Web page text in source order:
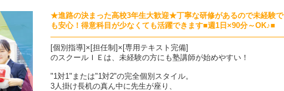
★進路の決まった高校3年生大歓迎★丁寧な研修があるので未経験で
も安心！得意科目が少なくても活躍できます■週1日×90分～OK♪■
[個別指導]×[担任制]×[専用テキスト完備]
のスクールＩＥは、未経験の方にも塾講師が始めやすい！
"1対1"または"1対2"の完全個別スタイル。
3人掛け長机の真ん中に先生が座り、